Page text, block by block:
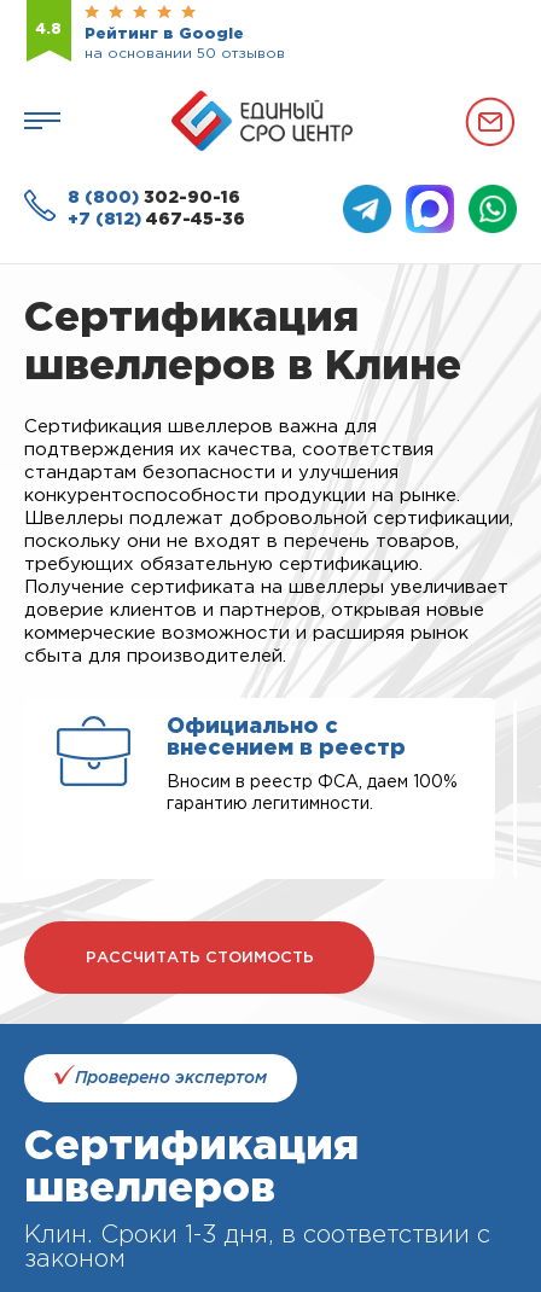
4.8
Рейтинг в Google
на основании 50 отзывов
8 (800) 302-90-16
+7 (812) 467-45-36
Сертификация
швеллеров в Клине
Сертификация швеллеров важна для
подтверждения их качества, соответствия
стандартам безопасности и улучшения
конкурентоспособности продукции на рынке.
Швеллеры подлежат добровольной сертификации,
поскольку они не входят в перечень товаров,
требующих обязательную сертификацию.
Получение сертификата на швеллеры увеличивает
доверие клиентов и партнеров, открывая новые
коммерческие возможности и расширяя рынок
сбыта для производителей.
Официально с
внесением в реестр
Вносим в реестр ФСА, даем 100%
гарантию легитимности.
РАССЧИТАТЬ СТОИМОСТЬ
Проверено экспертом
Сертификация
швеллеров
Клин. Cроки 1-3 дня, в соответствии с
законом